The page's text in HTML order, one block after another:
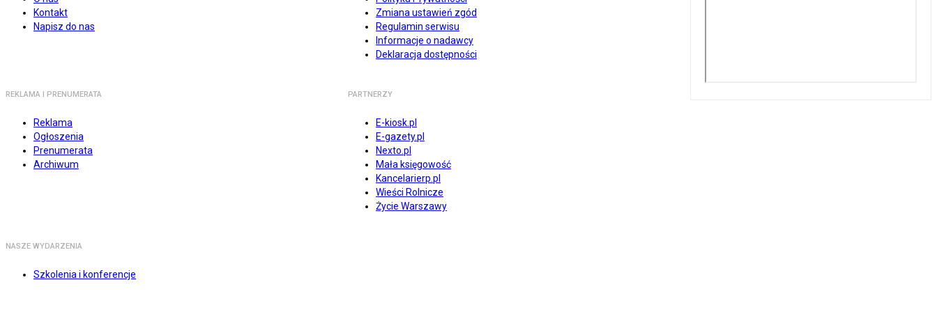
Kontakt
Napisz do nas
Zmiana ustawień zgód
Regulamin serwisu
Informacje o nadawcy
Deklaracja dostępności
REKLAMA I PRENUMERATA
Reklama
Ogłoszenia
Prenumerata
Archiwum
PARTNERZY
E-kiosk.pl
E-gazety.pl
Nexto.pl
Mała księgowość
Kancelarierp.pl
Wieści Rolnicze
Życie Warszawy
NASZE WYDARZENIA
Szkolenia i konferencje